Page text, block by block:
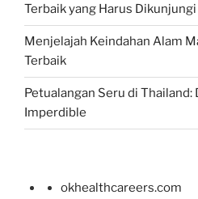
Terbaik yang Harus Dikunjungi
Menjelajah Keindahan Alam
Terbaik
Petualangan Seru di
Imperdible
okhealthcareers.com